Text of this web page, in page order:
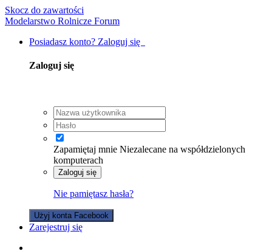
Skocz do zawartości
Modelarstwo Rolnicze Forum
Posiadasz konto? Zaloguj się
Zaloguj się
Zapamiętaj mnie Niezalecane na współdzielonych
komputerach
Zaloguj się
Nie pamiętasz hasła?
Użyj konta Facebook
Zarejestruj się